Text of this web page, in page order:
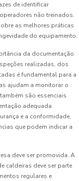
de identificar
não treinados.
as melhores práticas
do equipamento.
da documentação
realizadas, dos
é fundamental para a
ajudam a monitorar o
são essenciais
adequada
e a conformidade,
que podem indicar a
deve ser promovida. A
caldeiras deve ser parte
regulares e